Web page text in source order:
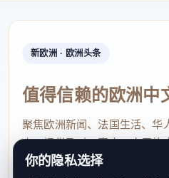
新欧洲 · 欧洲头条
值得信赖的欧洲中
聚焦欧洲新闻、法国生活、华
点，提供及时、真实、实用的
速了解欧洲动态。
你的隐私选择